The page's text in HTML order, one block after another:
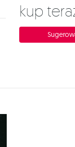
Kup